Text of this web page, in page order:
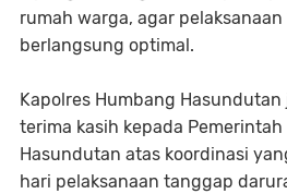
rumah warga, agar pelaksanaan
berlangsung optimal.
Kapolres Humbang
terima kasih kepada
Hasundutan atas koordinasi
hari pelaksanaan tanggap